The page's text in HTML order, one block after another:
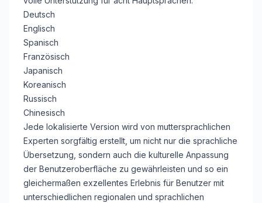
Deutsch
Englisch
Spanisch
Französisch
Japanisch
Koreanisch
Russisch
Chinesisch
Jede lokalisierte Version wird von muttersprachlichen
Experten sorgfältig erstellt, um nicht nur die sprachliche
Übersetzung, sondern auch die kulturelle Anpassung
der Benutzeroberfläche zu gewährleisten und so ein
gleichermaßen exzellentes Erlebnis für Benutzer mit
unterschiedlichen regionalen und sprachlichen